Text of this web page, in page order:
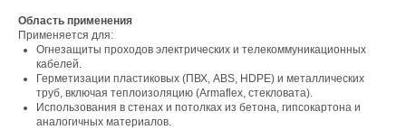
Область применения
Применяется для:
Огнезащиты проходов электрических и телекоммуникационных
кабелей.
Герметизации пластиковых (ПВХ, ABS, HDPE) и металлических
труб, включая теплоизоляцию (Armaflex, стекловата).
Использования в стенах и потолках из бетона, гипсокартона и
аналогичных материалов.